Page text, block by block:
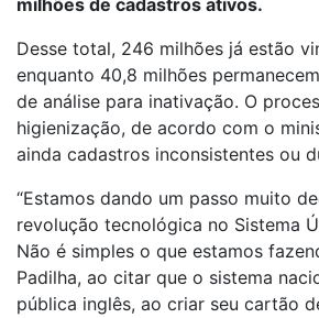
milhões de cadastros ativos.
Desse total, 246 milhões já estão
enquanto 40,8 milhões
de análise para inativação. O
higienização, de acordo com o
ainda cadastros inconsistentes ou
“Estamos dando um passo muito
revolução tecnológica no Sistema
Não é simples o que estamos
Padilha, ao citar que o sistema
pública inglês, ao criar seu cartão